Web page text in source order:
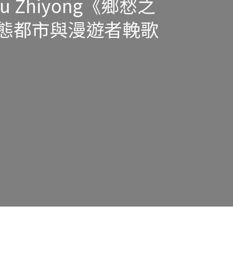
都市與漫遊者輓歌